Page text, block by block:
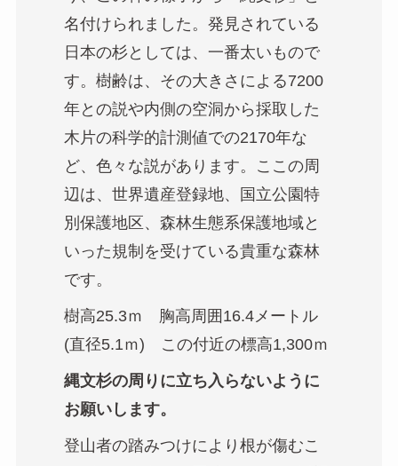
名付けられました。発見されている
日本の杉としては、一番太いもので
す。樹齢は、その大きさによる7200
年との説や内側の空洞から採取した
木片の科学的計測値での2170年な
ど、色々な説があります。ここの周
辺は、世界遺産登録地、国立公園特
別保護地区、森林生態系保護地域と
いった規制を受けている貴重な森林
です。
樹高25.3ｍ 胸高周囲16.4メートル
(直径5.1ｍ) この付近の標高1,300ｍ
縄文杉の周りに立ち入らないように
お願いします。
登山者の踏みつけにより根が傷むこ